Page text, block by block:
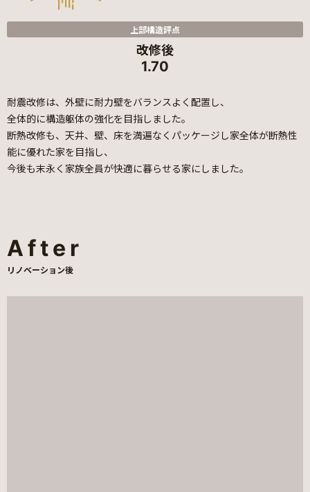
上部構造評点
改修後
1.70
耐震改修は、外壁に耐力壁をバランスよく配置し、
全体的に構造躯体の強化を目指しました。
断熱改修も、天井、壁、床を満遍なくパッケージし家全体が断熱性
能に優れた家を目指し、
今後も末永く家族全員が快適に暮らせる家にしました。
After
リノベーション後